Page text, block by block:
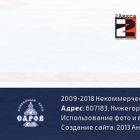
2009-2018
Адрес:607183,
Использование фото и
Создание сайта: 2013